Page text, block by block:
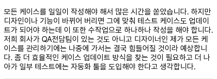
모든 케이스를 일일이 작성해야 해서 많은 시간을 쏟았습니다. 하지만
디자인이나 기능이 바뀌어 버리면 그에 맞춰 테스트 케이스도 업데이
트가 되어야 하는데 이 또한 수작업으로 하나하나 작성을 해야 합니다.
저희 회사가 QA전담팀이 있는 것도 아니고 디자이너인 제가 모든 케
이스를 관리하기에는 나중에 가서는 결국 힘들어질 것이라 예상합니
다. 좀 더 효율적인 케이스 업데이트 방식을 찾는 것이 필요하고 더 나
아가 일부 테스트에는 자동화 툴을 도입해야 한다고 생각합니다.